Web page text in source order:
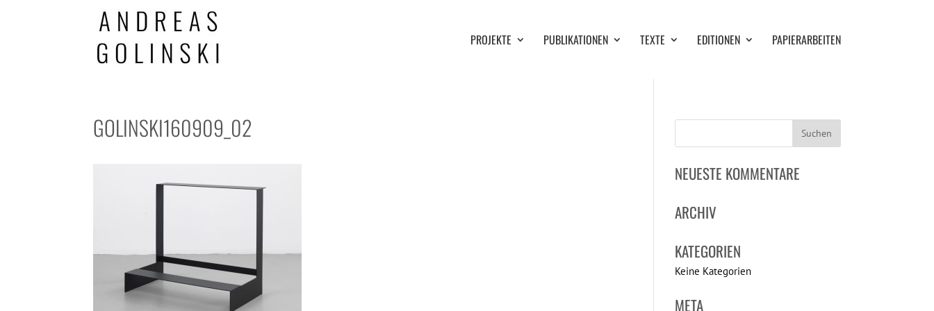
PROJEKTE PUBLIKATIONEN TEXTE EDITIONEN PAPIERARBEITEN
GOLINSKI160909_02
NEUESTE KOMMENTARE
ARCHIV
KATEGORIEN
Keine Kategorien
META